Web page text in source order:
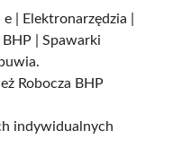
| Elektronarzędzia |
BHP | Spawarki
Robocza BHP
indywidualnych